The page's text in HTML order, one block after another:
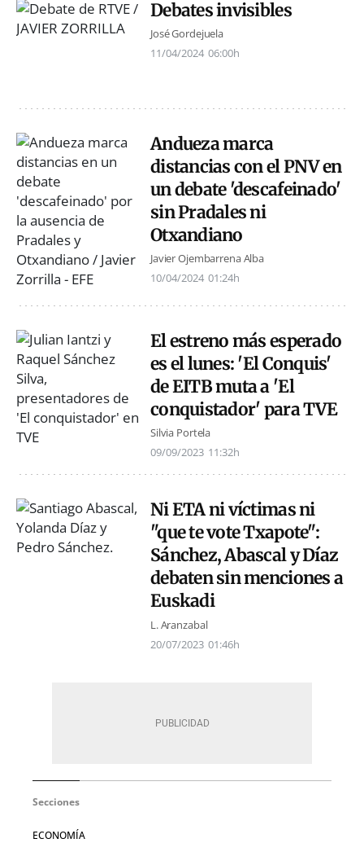
Debates invisibles
José Gordejuela
11/04/2024 06:00h
Andueza marca
distancias con el PNV en
un debate 'descafeinado'
sin Pradales ni
Otxandiano
Javier Ojembarrena Alba
10/04/2024 01:24h
El estreno más esperado
es el lunes: 'El Conquis'
de EITB muta a 'El
conquistador' para TVE
Silvia Portela
09/09/2023 11:32h
Ni ETA ni víctimas ni
"que te vote Txapote":
Sánchez, Abascal y Díaz
debaten sin menciones a
Euskadi
L. Aranzabal
20/07/2023 01:46h
Secciones
ECONOMÍA